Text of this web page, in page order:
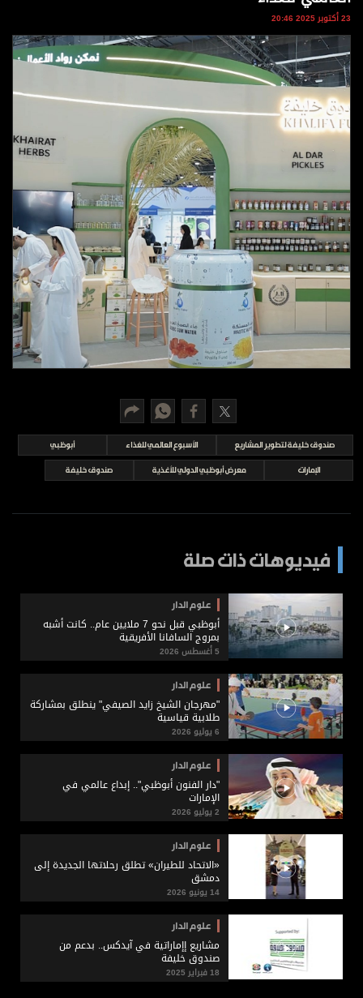
الترفيه
التعليم والمعرفة
الذكاء الاصطناعي
تغطيات
فيديو
بودكاست
إنفوجراف
قصة صورة
كاريكتير
برامج
مواقيت الصلاة
23 أكتوبر 2025 20:46
صندوق خليفة لتطوير المشاريع الأسبوع العالمي للغذاء أبوظبي
الإمارات معرض أبوظبي الدولي للأغذية صندوق خليفة
فيديوهات ذات صلة
علوم الدار
أبوظبي قبل نحو 7 ملايين عام.. كانت أشبه
بمروج السافانا الأفريقية
5 أغسطس 2026
علوم الدار
"مهرجان الشيخ زايد الصيفي" ينطلق بمشاركة
طلابية قياسية
6 يوليو 2026
علوم الدار
"دار الفنون أبوظبي".. إبداع عالمي في
الإمارات
2 يوليو 2026
علوم الدار
«الاتحاد للطيران» تطلق رحلاتها الجديدة إلى
دمشق
14 يونيو 2026
علوم الدار
مشاريع إإماراتية في آيدكس.. بدعم من
صندوق خليفة
18 فبراير 2025